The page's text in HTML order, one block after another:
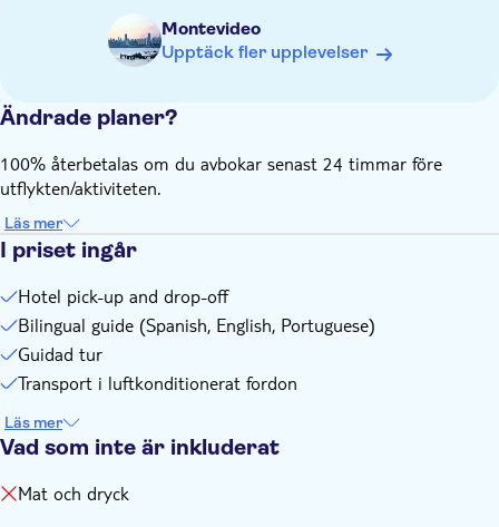
Montevideo
Upptäck fler upplevelser
Ändrade planer?
100% återbetalas om du avbokar senast 24 timmar före
utflykten/aktiviteten.
Läs mer
I priset ingår
Hotel pick-up and drop-off
Bilingual guide (Spanish, English, Portuguese)
Guidad tur
Transport i luftkonditionerat fordon
Läs mer
Vad som inte är inkluderat
Mat och dryck